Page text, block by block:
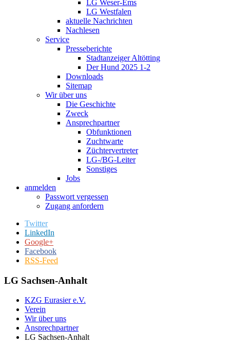
LG Weser-Ems
LG Westfalen
aktuelle Nachrichten
Nachlesen
Service
Presseberichte
Stadtanzeiger Altötting
Der Hund 2025 1-2
Downloads
Sitemap
Wir über uns
Die Geschichte
Zweck
Ansprechpartner
Obfunktionen
Zuchtwarte
Züchtervertreter
LG-/BG-Leiter
Sonstiges
Jobs
anmelden
Passwort vergessen
Zugang anfordern
Twitter
LinkedIn
Google+
Facebook
RSS-Feed
LG Sachsen-Anhalt
KZG Eurasier e.V.
Verein
Wir über uns
Ansprechpartner
LG Sachsen-Anhalt